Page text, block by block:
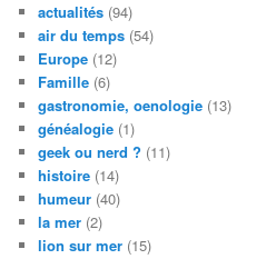
actualités (94)
air du temps (54)
Europe (12)
Famille (6)
gastronomie, oenologie (13)
généalogie (1)
geek ou nerd ? (11)
histoire (14)
humeur (40)
la mer (2)
lion sur mer (15)